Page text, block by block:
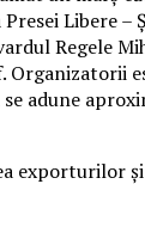
Libere –
Regele
Organizatorii
adune
exporturilor